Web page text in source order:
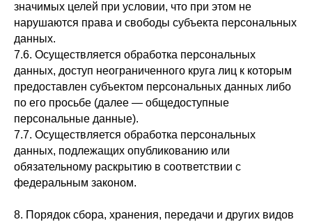
значимых целей при условии, что при этом не
нарушаются права и свободы субъекта персональных
данных.
7.6. Осуществляется обработка персональных
данных, доступ неограниченного круга лиц к которым
предоставлен субъектом персональных данных либо
по его просьбе (далее — общедоступные
персональные данные).
7.7. Осуществляется обработка персональных
данных, подлежащих опубликованию или
обязательному раскрытию в соответствии с
федеральным законом.
8. Порядок сбора, хранения, передачи и других видов